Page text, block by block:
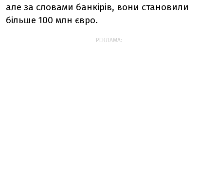
але за словами банкірів, вони становили
більше 100 млн євро.
РЕКЛАМА: